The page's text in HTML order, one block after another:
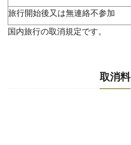
旅行開始後又は無連絡不参加
国内旅行の取消規定です。
取消料